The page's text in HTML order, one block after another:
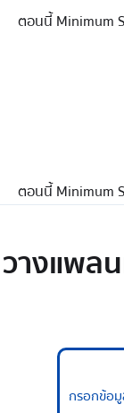
ตอนนี้ Minimum
ตอนนี้ Minimum
วางแพล
กรอกข้อมู